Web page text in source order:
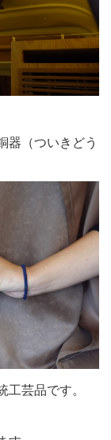
器（ついきどう
芸品です。